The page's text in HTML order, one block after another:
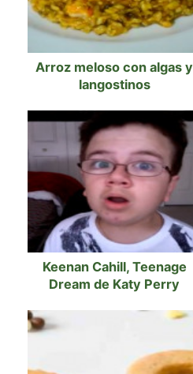
Arroz meloso con algas y
langostinos
Keenan Cahill, Teenage
Dream de Katy Perry